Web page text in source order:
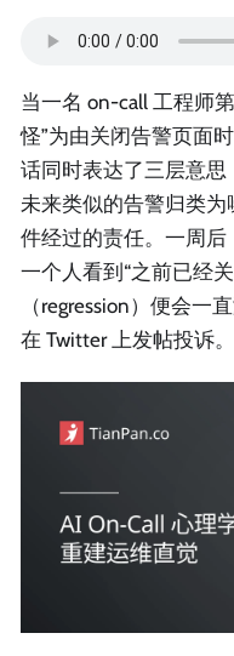
当一名 on-call 工程师
怪”为由关闭告警页面
话同时表达了三层意
未来类似的告警归类
件经过的责任。一周
一个人看到“之前已经
（regression）便会一
在 Twitter 上发帖投诉。